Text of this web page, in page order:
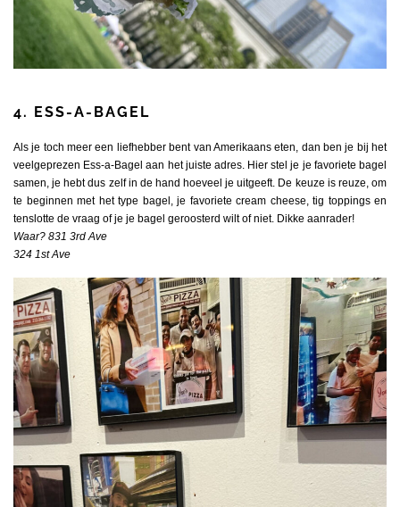
4. ESS-A-BAGEL
Als je toch meer een liefhebber bent van Amerikaans eten, dan ben je bij het
veelgeprezen Ess-a-Bagel aan het juiste adres. Hier stel je je favoriete bagel
samen, je hebt dus zelf in de hand hoeveel je uitgeeft. De keuze is reuze, om
te beginnen met het type bagel, je favoriete cream cheese, tig toppings en
tenslotte de vraag of je je bagel geroosterd wilt of niet. Dikke aanrader!
Waar? 831 3rd Ave
324 1st Ave